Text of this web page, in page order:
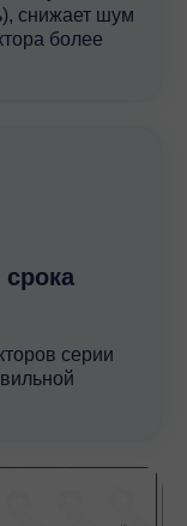
снижает шум
более
серии